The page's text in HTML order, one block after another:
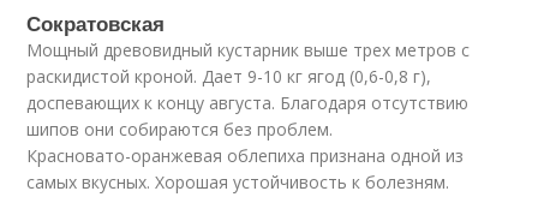
Сократовская
Мощный древовидный кустарник выше трех метров с
раскидистой кроной. Дает 9-10 кг ягод (0,6-0,8 г),
доспевающих к концу августа. Благодаря отсутствию
шипов они собираются без проблем.
Красновато-оранжевая облепиха признана одной из
самых вкусных. Хорошая устойчивость к болезням.